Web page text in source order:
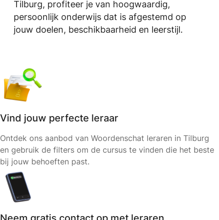
Tilburg, profiteer je van hoogwaardig,
persoonlijk onderwijs dat is afgestemd op
jouw doelen, beschikbaarheid en leerstijl.
Vind jouw perfecte leraar
Ontdek ons aanbod van Woordenschat leraren in Tilburg
en gebruik de filters om de cursus te vinden die het beste
bij jouw behoeften past.